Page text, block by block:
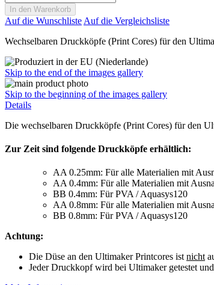
In den Warenkorb
Auf die Wunschliste Auf die Vergleichsliste
Wechselbaren Druckköpfe (Print Cores) für den
Skip to the end of the images gallery
Skip to the beginning of the images gallery
Details
Die wechselbaren Druckköpfe (Print Cores) für den
Zur Zeit sind folgende Druckköpfe erhältlich:
AA 0.25mm: Für alle Materialien mit
AA 0.4mm: Für alle Materialien mit
BB 0.4mm: Für PVA / Aquasys120
AA 0.8mm: Für alle Materialien mit
BB 0.8mm: Für PVA / Aquasys120
Achtung:
Die Düse an den Ultimaker Printcores istnicht
Jeder Druckkopf wird bei Ultimaker getestet